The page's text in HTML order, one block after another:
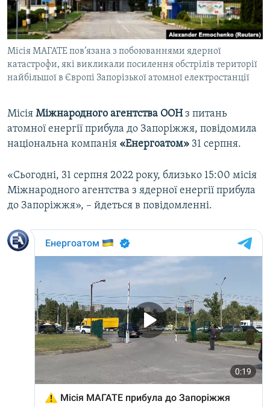
ВІДЕОУРОКИ «ELIFBE»
СВІДЧЕННЯ ОКУПАЦІЇ
УКРАЇНСЬКА ПРОБЛЕМА КРИМУ
ІНФОГРАФІКА
Русский
Qırımtatar
ДОЛУЧАЙСЯ!
Усі сайти RFE/RL
Місія МАГАТЕ пов’язана з побоюваннями ядерної
катастрофи, які викликали посилення обстрілів території
найбільшої в Європі Запорізької атомної електростанції
Місія Міжнародного агентства ООНз питань
атомної енергії прибула до Запоріжжя, повідомила
національна компанія «Енергоатом» 31 серпня.
«Сьогодні, 31 серпня 2022 року, близько 15:00 місія
Міжнародного агентства з ядерної енергії прибула
до Запоріжжя», – йдеться в повідомленні.